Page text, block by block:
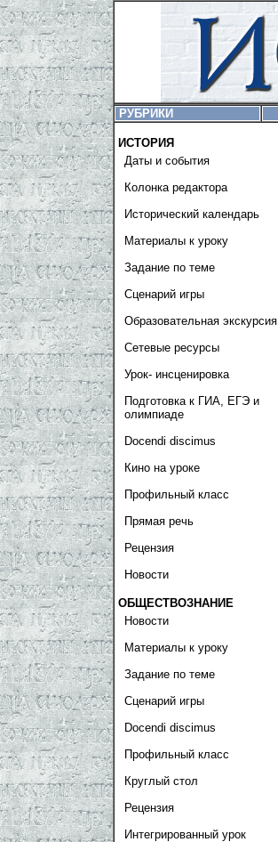
РУБРИКИ
ИСТОРИЯ
Даты и события
Колонка редактора
Исторический календарь
Материалы к уроку
Задание по теме
Сценарий игры
Образовательная экскурсия
Сетевые ресурсы
Урок- инсценировка
Подготовка к ГИА, ЕГЭ и
олимпиаде
Docendi discimus
Кино на уроке
Профильный класс
Прямая речь
Рецензия
Новости
ОБЩЕСТВОЗНАНИЕ
Новости
Материалы к уроку
Задание по теме
Сценарий игры
Docendi discimus
Профильный класс
Круглый стол
Рецензия
Интегрированный урок